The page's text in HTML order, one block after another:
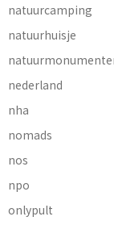
natuurcamping
natuurhuisje
nederland
nha
nomads
nos
npo
onlypult